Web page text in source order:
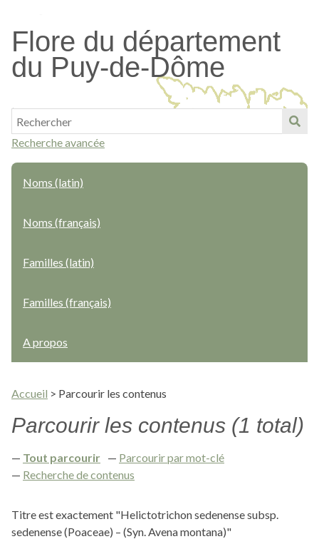
contenu
principal
Flore du département
du Puy-de-Dôme
Recherche avancée
Noms (latin)
Noms (français)
Familles (latin)
Familles (français)
A propos
Accueil > Parcourir les contenus
Parcourir les contenus (1 total)
Tout parcourir
Parcourir par mot-clé
Recherche de contenus
Titre est exactement "Helictotrichon sedenense subsp.
sedenense (Poaceae) – (Syn. Avena montana)"